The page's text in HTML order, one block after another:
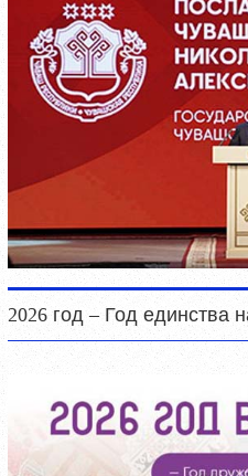
2026 год – Год единства